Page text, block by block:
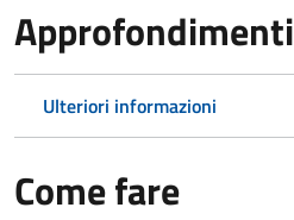
Approfondimenti
Ulteriori informazioni
Come fare